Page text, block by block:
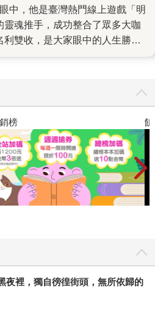
中，他是臺灣熱門線上遊戲「明
魂推手，成功整合了眾多大咖
雙收，是大家眼中的人生勝利
舉辦盛大的婚禮，一起旅居國
姻的臺灣社會。這樣的他，絕
然而，現在的彩虹大叔有多幸
心的混亂。 從小受困在性取向與
中一段又一段不論是出於自願或
才讓他漸漸明白，什麼是愛、什
他或他身邊親友帶來的影響，也
敢向家人透露自己的性取向，在
他也因此失去了相戀16年的伴侶
家人從此撕破臉，老死不相往
讓他受過傷的不幸際遇，如今
。 他那從不說愛的父母，用陪
其牧師家人，都用包容的愛歡
榜
夜裡，獨自徬徨街頭，無所依歸的